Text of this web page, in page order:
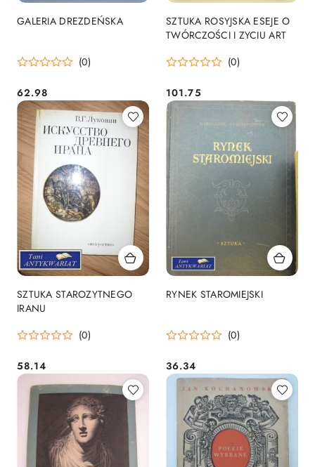
GALERIA DREZDEŃSKA
(0)
Cena:
62.98
SZTUKA ROSYJSKA ESEJE O
TWÓRCZOŚCI I ZYCIU ART
(0)
Cena:
101.75
SZTUKA STAROZYTNEGO
IRANU
(0)
Cena:
58.14
RYNEK STAROMIEJSKI
(0)
Cena:
36.34